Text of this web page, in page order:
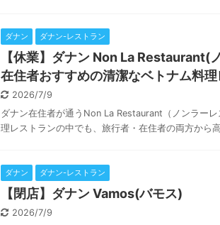
ダナン ダナン-レストラン
【休業】ダナン Non La Restaurant(
在住者おすすめの清潔なベトナム料
2026/7/9
ダナン在住者が通うNon La Restaurant（ノンラー
理レストランの中でも、旅行者・在住者の両方から
ダナン ダナン-レストラン
【閉店】ダナン Vamos(バモス)
2026/7/9